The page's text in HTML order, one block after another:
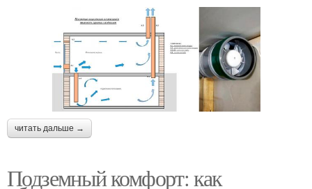
читать дальше →
Подземный комфорт: как